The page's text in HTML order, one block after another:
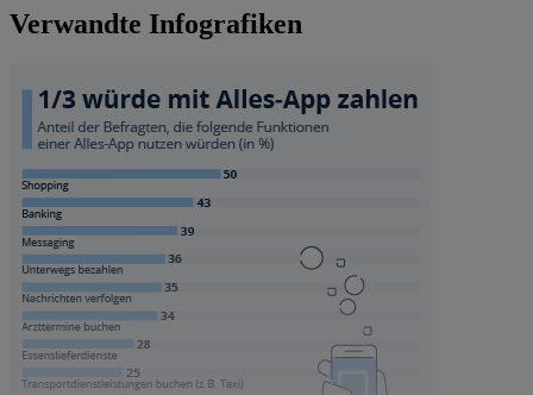
Verwandte Infografiken